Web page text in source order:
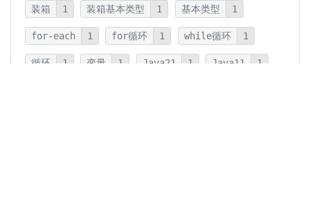
装箱 1 装箱基本类型 1 基本类型 1
for-each 1 for循环 1 while循环 1
循环 1 变量 1 Java21 1 Java11 1